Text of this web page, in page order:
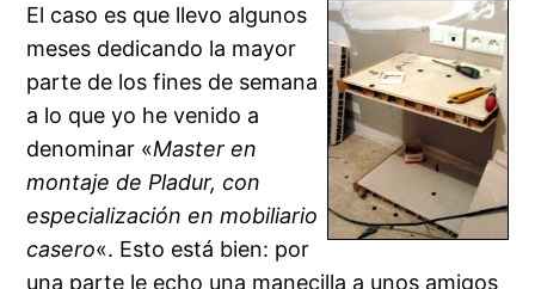
El caso es que llevo algunos
meses dedicando la mayor
parte de los fines de semana
a lo que yo he venido a
denominar «Master en
montaje dePladur, con
especialización en mobiliario
casero«. Esto está bien: por
una parte le echo una manecilla a unos amigos